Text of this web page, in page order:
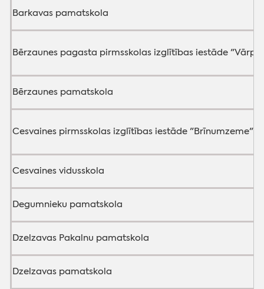
Barkavas pamatskola
Bērzaunes pagasta pirmsskolas izglītības iestāde
Bērzaunes pamatskola
Cesvaines pirmsskolas izglītības iestāde "Brīnumzeme"
Cesvaines vidusskola
Degumnieku pamatskola
Dzelzavas Pakalnu pamatskola
Dzelzavas pamatskola